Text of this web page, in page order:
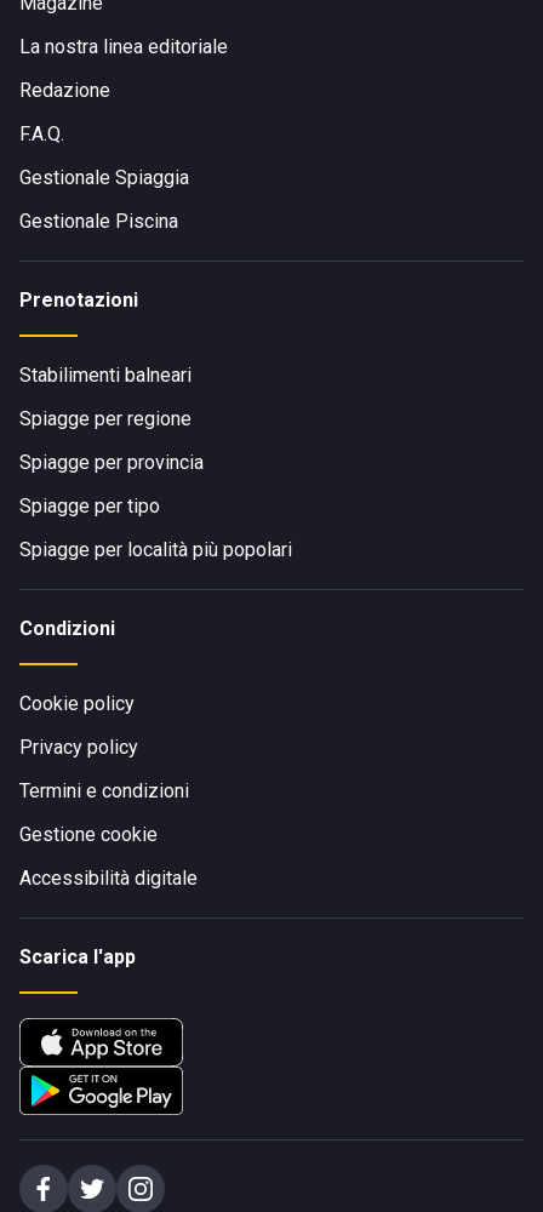
La nostra linea editoriale
Redazione
F.A.Q.
Gestionale Spiaggia
Gestionale Piscina
Prenotazioni
Stabilimenti balneari
Spiagge per regione
Spiagge per provincia
Spiagge per tipo
Spiagge per località più popolari
Condizioni
Cookie policy
Privacy policy
Termini e condizioni
Gestione cookie
Accessibilità digitale
Scarica l'app